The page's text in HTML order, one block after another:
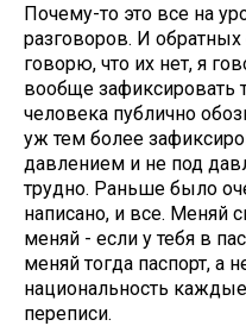
Почему-то это все на
разговоров. И
говорю, что их нет, я
вообще зафиксировать
человека публично
уж тем более
давлением и не под
трудно. Раньше было
написано, и все. Меняй
меняй - если у тебя в
меняй тогда паспорт, а
национальность
переписи.